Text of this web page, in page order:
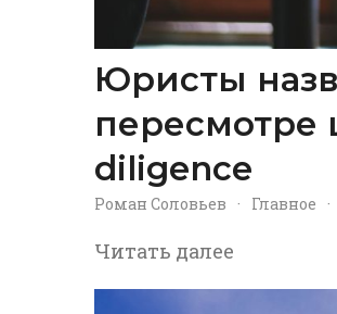
Юристы
пересмотре
diligence
Роман Соловьев · Главное ·
Читать далее